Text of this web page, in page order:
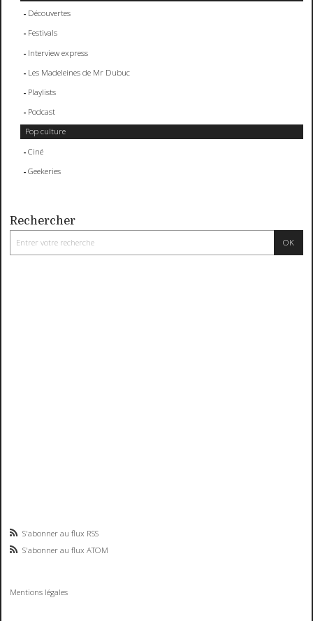
Découvertes
Festivals
Interview express
Les Madeleines de Mr Dubuc
Playlists
Podcast
Pop culture
Ciné
Geekeries
Rechercher
S'abonner au flux RSS
S'abonner au flux ATOM
Mentions légales